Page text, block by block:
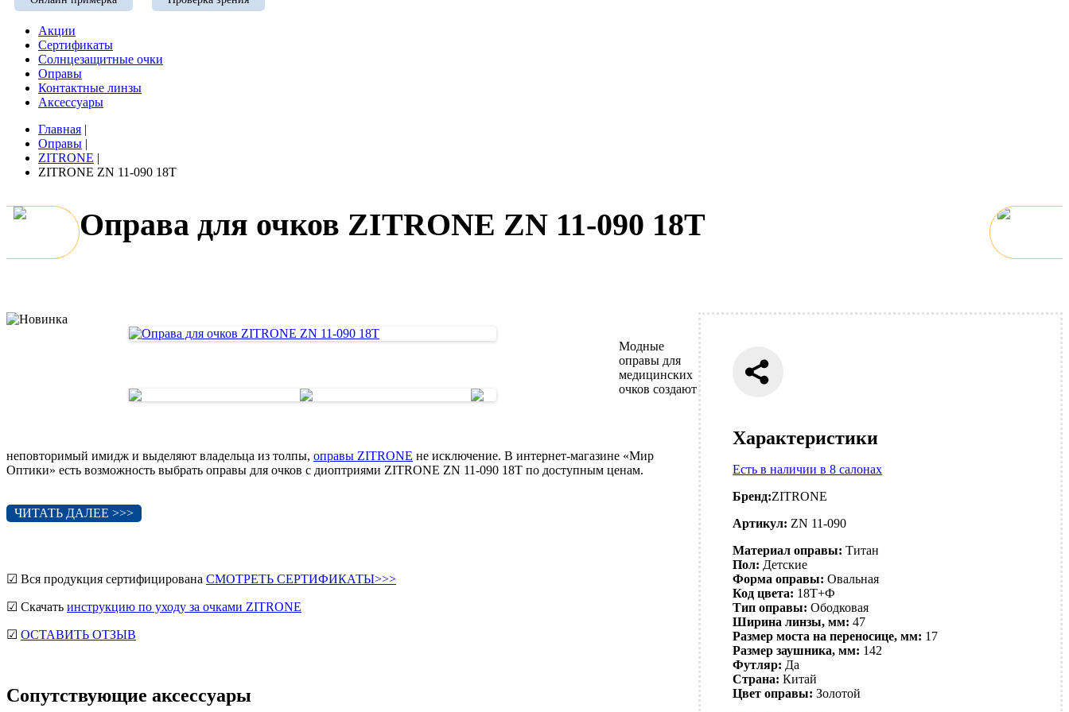
Акции
Сертификаты
Солнцезащитные очки
Оправы
Контактные линзы
Аксессуары
Главная |
Оправы |
ZITRONE |
ZITRONE ZN 11-090 18T
Оправа для очков ZITRONE ZN 11-090 18T
Характеристики
Есть в наличии в 8 салонах
Бренд:ZITRONE
Артикул: ZN 11-090
Материал оправы: Титан
Пол: Детские
Форма оправы: Овальная
Код цвета: 18T+Ф
Тип оправы: Ободковая
Ширина линзы, мм: 47
Размер моста на переносице, мм: 17
Размер заушника, мм: 142
Футляр: Да
Страна: Китай
Цвет оправы: Золотой
Модные
оправы для
медицинских
очков создают
неповторимый имидж и выделяют владельца из толпы, оправы ZITRONE не исключение. В интернет-магазине «Мир
Оптики» есть возможность выбрать оправы для очков с диоптриями ZITRONE ZN 11-090 18T по доступным ценам.
ЧИТАТЬ ДАЛЕЕ >>>
☑ Вся продукция сертифицирована СМОТРЕТЬ СЕРТИФИКАТЫ>>>
☑ Скачать инструкцию по уходу за очками ZITRONE
☑ ОСТАВИТЬ ОТЗЫВ
Сопутствующие аксессуары